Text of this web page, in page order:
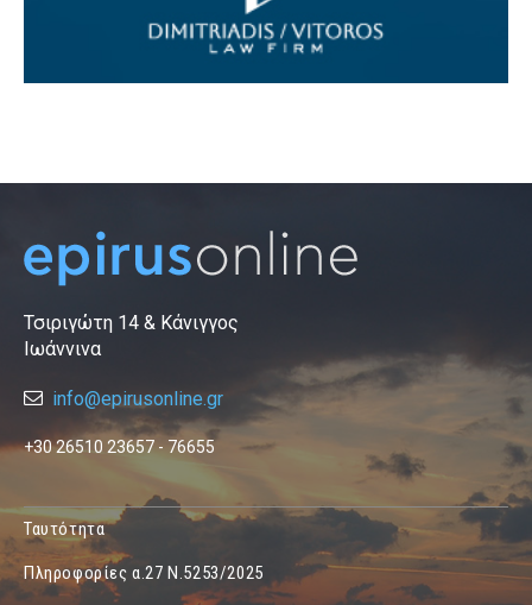
Τσιριγώτη 14 & Κάνιγγος
Ιωάννινα
info@epirusonline.gr
+30 26510 23657 - 76655
Ταυτότητα
Πληροφορίες α.27 Ν.5253/2025